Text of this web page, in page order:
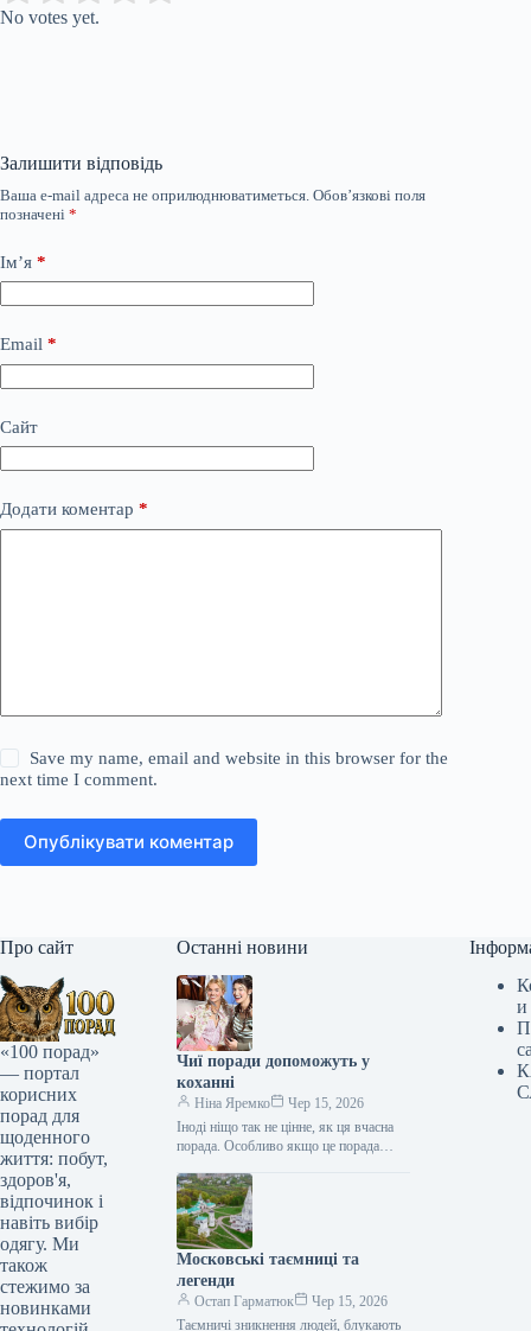
No votes yet.
Залишити відповідь
Ваша e-mail адреса не оприлюднюватиметься. Обов’язкові поля
позначені *
Ім’я *
Email *
Сайт
Додати коментар *
Save my name, email and website in this browser for the
next time I comment.
Опублікувати коментар
Про сайт
«100 порад»
— портал
корисних
порад для
щоденного
життя: побут,
здоров'я,
відпочинок і
навіть вибір
одягу. Ми
також
стежимо за
новинками
Останні новини
Чиї поради допоможуть у
коханні
Ніна Яремко
Чер 15, 2026
Іноді ніщо так не цінне, як ця вчасна
порада. Особливо якщо це порада
косметолога, тренера, стиліста…
Московські таємниці та
легенди
Остап Гарматюк
Чер 15, 2026
Таємничі зникнення людей, блукають
и